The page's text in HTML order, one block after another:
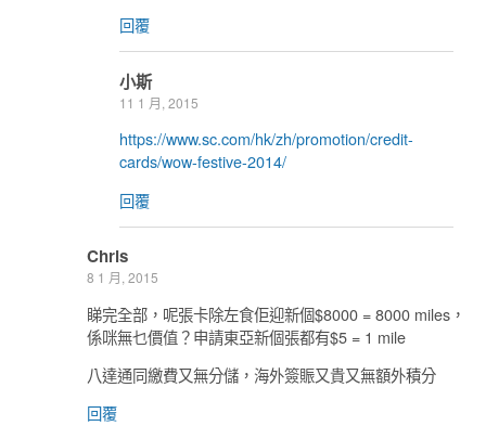
回覆
小斯
11 1 月, 2015
https://www.sc.com/hk/zh/promotion/credit-
cards/wow-festive-2014/
回覆
Chris
8 1 月, 2015
睇完全部，呢張卡除左食佢迎新個$8000 = 8000 miles，
係咪無乜價值？申請東亞新個張都有$5 = 1 mile
八達通同繳費又無分儲，海外簽賑又貴又無額外積分
回覆